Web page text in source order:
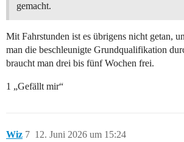
gemacht.
Mit Fahrstunden ist es übrigens nicht getan,
man die beschleunigte Grundqualifikation
braucht man drei bis fünf Wochen frei.
1 „Gefällt mir“
Wiz 12. Juni 2026 um 15:24
7